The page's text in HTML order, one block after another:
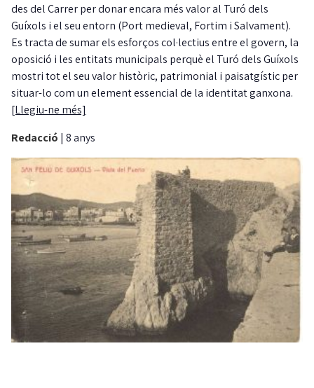
des del Carrer per donar encara més valor al Turó dels
Guíxols i el seu entorn (Port medieval, Fortim i Salvament).
Es tracta de sumar els esforços col·lectius entre el govern, la
oposició i les entitats municipals perquè el Turó dels Guíxols
mostri tot el seu valor històric, patrimonial i paisatgístic per
situar-lo com un element essencial de la identitat ganxona.
[Llegiu-ne més]
Redacció | 8 anys